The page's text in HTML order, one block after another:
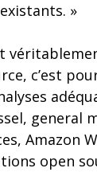
»
c’est
general
Amazon
open